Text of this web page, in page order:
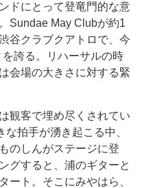
ドにとって登竜門的な意
Sundae May Clubが約1
谷クラブクアトロで、今
誇る。リハーサルの時
会場の大きさに対する緊
観客で埋め尽くされてい
拍手が湧き起こる中、
のしんがステージに登
グすると、浦のギターと
ート。そこにみやはら、